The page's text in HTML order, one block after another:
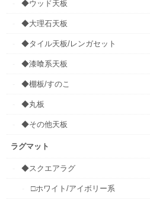
◆ウッド天板
◆大理石天板
◆タイル天板/レンガセット
◆漆喰系天板
◆棚板/すのこ
◆丸板
◆その他天板
ラグマット
◆スクエアラグ
□ホワイト/アイボリー系